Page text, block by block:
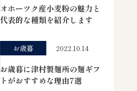
オホーツク産小麦粉の魅力と
代表的な種類を紹介します
お歳暮 2022.10.14
お歳暮に津村製麺所の麺ギフ
トがおすすめな理由7選